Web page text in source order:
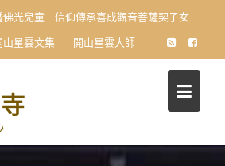
佛光兒童 信仰傳承喜成觀音菩薩契子女
山星雲文集 開山星雲大師